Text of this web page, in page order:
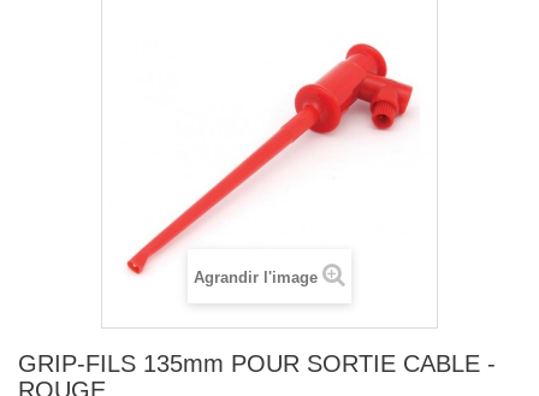
Agrandir l'image
GRIP-FILS 135mm POUR SORTIE CABLE -
ROUGE